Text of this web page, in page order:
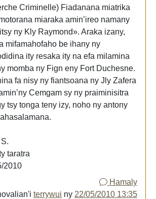
Criminelle) Fiadanana miatrika
miaraka amin’ireo namany
ny Kly Raymond». Araka izany,
mifamahofaho be ihany ny
ity resaka ity na efa milamina
momba ny Fign eny Fort Duchesne.
fa nisy ny fiantsoana ny Jly Zafera
Cemgam sy ny praiminisitra
tsy tonga teny izy, noho ny antony
taratra
2010
Hamaly
terrywui ny 22/05/2010 13:35